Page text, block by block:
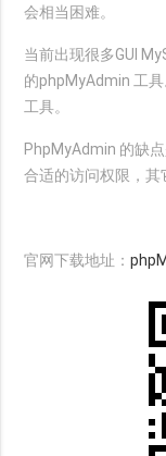
会相当困难。
当前出现很多GUI
的phpMyAdmin 工
工具。
PhpMyAdmin 的缺
合适的访问权限，其
官网下载地址：